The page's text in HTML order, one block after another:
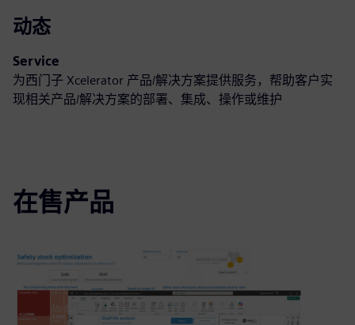
动态
Service
为西门子 Xcelerator 产品/解决方案提供服务，帮助客户实
现相关产品/解决方案的部署、集成、操作或维护
在售产品